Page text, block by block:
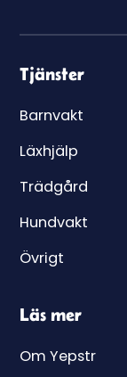
Tjänster
Barnvakt
Läxhjälp
Trädgård
Hundvakt
Övrigt
Läs mer
Om Yepstr